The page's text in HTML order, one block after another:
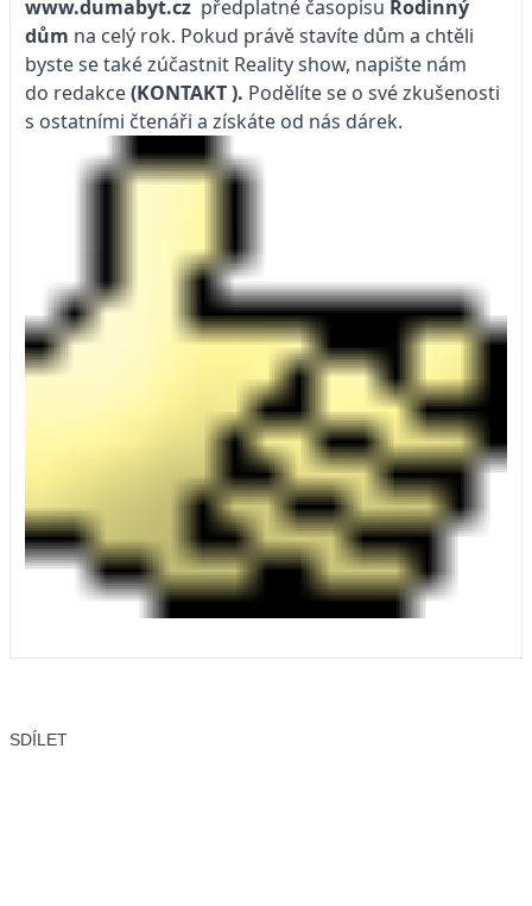
www.dumabyt.cz předplatné časopisu Rodinný
dům na celý rok. Pokud právě stavíte dům a chtěli
byste se také zúčastnit Reality show, napište nám
do redakce(KONTAKT). Podělíte se o své zkušenosti
s ostatními čtenáři a získáte od nás dárek.
SDÍLET